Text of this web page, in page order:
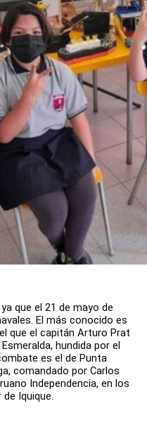
que el 21 de mayo de
El más conocido es
que el capitán Arturo Prat
hundida por el
es el de Punta
comandado por Carlos
Independencia, en los
Iquique.